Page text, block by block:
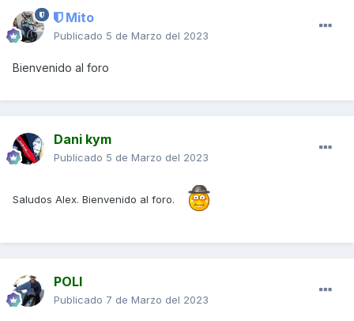
Mito
Publicado 5 de Marzo del 2023
Bienvenido al foro
Dani kym
Publicado 5 de Marzo del 2023
Saludos Alex. Bienvenido al foro.
POLI
Publicado 7 de Marzo del 2023